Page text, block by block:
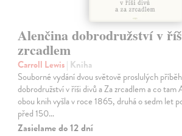
Alenčina dobrodružství v
zrcadlem
Carroll Lewis| Kniha
Souborné vydání dvou světově proslulých
dobrodružství v říši divů a Za zrcadlem a co tam
obou knih vyšla v roce 1865, druhá o sedm let
před 150…
Zasielame do 12 dní